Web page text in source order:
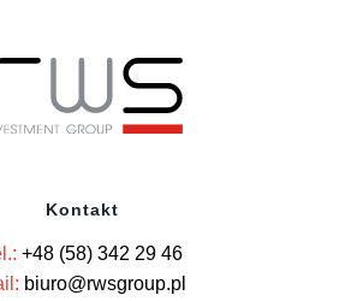
Kontakt
+48 (58) 342 29 46
biuro@rwsgroup.pl